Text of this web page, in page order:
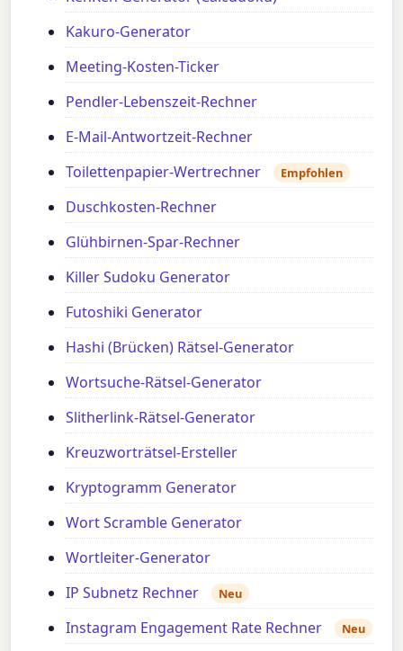
Kakuro-Generator
Meeting-Kosten-Ticker
Pendler-Lebenszeit-Rechner
E-Mail-Antwortzeit-Rechner
Toilettenpapier-Wertrechner
Empfohlen
Duschkosten-Rechner
Glühbirnen-Spar-Rechner
Killer Sudoku Generator
Futoshiki Generator
Hashi (Brücken) Rätsel-Generator
Wortsuche-Rätsel-Generator
Slitherlink-Rätsel-Generator
Kreuzworträtsel-Ersteller
Kryptogramm Generator
Wort Scramble Generator
Wortleiter-Generator
IP Subnetz Rechner
Neu
Instagram Engagement Rate Rechner Neu